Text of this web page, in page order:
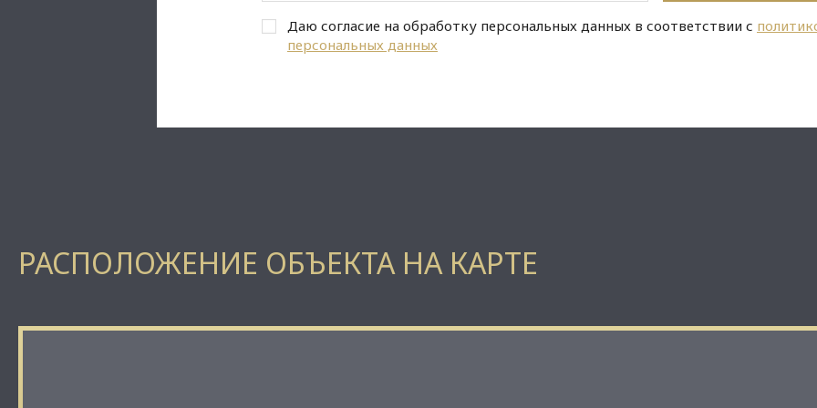
Даю согласие на обработку персональных данных в соответствии с
персональных данных
РАСПОЛОЖЕНИЕ ОБЪЕКТА НА КАРТЕ